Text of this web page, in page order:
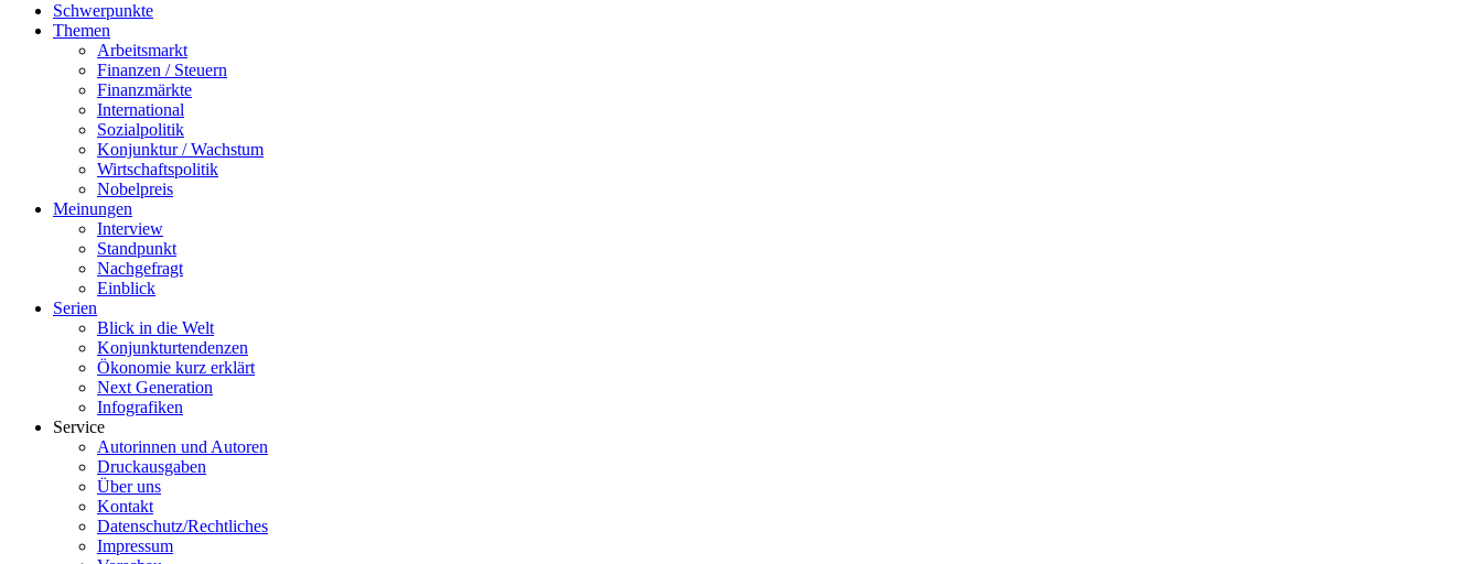
Schwerpunkte
Themen
Arbeitsmarkt
Finanzen / Steuern
Finanzmärkte
International
Sozialpolitik
Konjunktur / Wachstum
Wirtschaftspolitik
Nobelpreis
Meinungen
Interview
Standpunkt
Nachgefragt
Einblick
Serien
Blick in die Welt
Konjunkturtendenzen
Ökonomie kurz erklärt
Next Generation
Infografiken
Service
Autorinnen und Autoren
Druckausgaben
Über uns
Kontakt
Datenschutz/Rechtliches
Impressum